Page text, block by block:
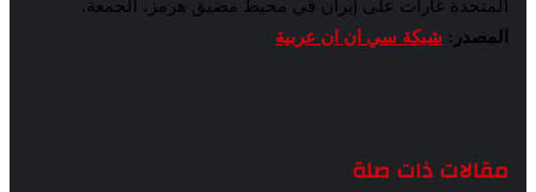
غارات على إيران في محيط مضيق هرمز، الجمعة.
شبكة سي ان ان عربية
ذات صلة